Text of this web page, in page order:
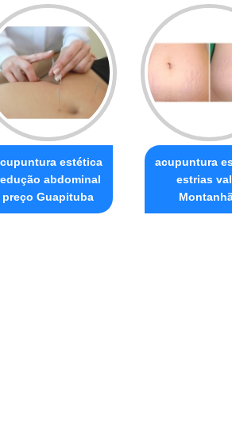
estética
abdominal
preço Guapituba
acupuntura
estrias